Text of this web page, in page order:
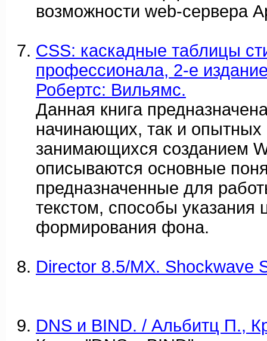
возможности web-сервера
CSS: каскадные таблицы
профессионала, 2-е
Робертс: Вильямс.
Данная книга
начинающих, так и опытных
занимающихся созданием
описываются основные
предназначенные для
текстом, способы указания
формирования фона.
Director 8.5/MX. Shockwave
DNS и BIND. / Альбитц П.,